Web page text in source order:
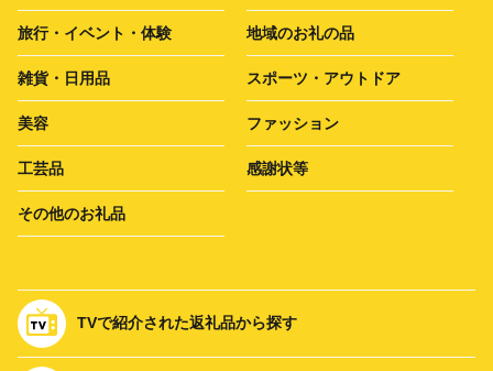
旅行・イベント・体験 地域のお礼の品
雑貨・日用品 スポーツ・アウトドア
美容 ファッション
工芸品 感謝状等
その他のお礼品
TVで紹介された返礼品から探す